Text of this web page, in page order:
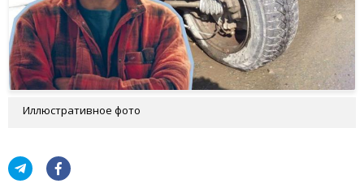
Иллюстративное фото